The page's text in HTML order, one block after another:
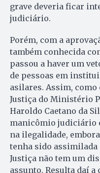
grave deveria ficar
judiciário.
Porém, com a
também conhecida
passou a haver um
de pessoas em
asilares. Assim,
Justiça do Ministério
Haroldo Caetano da
manicômio judiciário
na ilegalidade,
tenha sido assimilada
Justiça não tem um
assunto. Resulta daí a